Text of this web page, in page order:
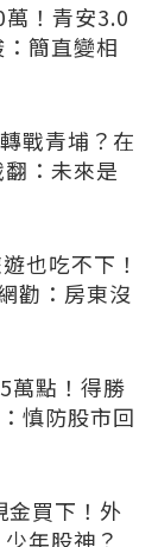
！青安3.0
簡直變相
戰青埔？在
：未來是
也吃不下！
勸：房東沒
萬點！得勝
慎防股市回
金買下！外
年股神？